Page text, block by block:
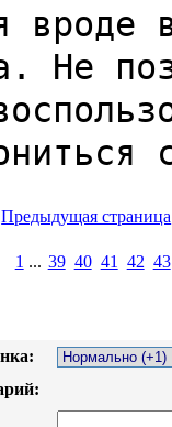
Предыдущая страница
1 ... 39 40 41 42 43